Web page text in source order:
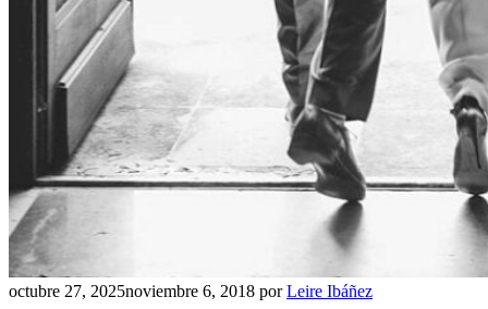
octubre 27, 2025noviembre 6, 2018 porLeire Ibáñez